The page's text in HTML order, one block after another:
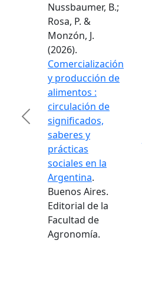
Nussbaumer, B.;
Rosa, P. &
Monzón, J.
(2026).
Comercialización
y producción de
alimentos :
circulación de
significados,
saberes y
prácticas
sociales en la
Argentina.
Buenos Aires.
Editorial de la
Facultad de
Agronomía.
Previous